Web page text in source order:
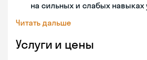
на сильных и слабых навыках
Читать дальше
Услуги и цены